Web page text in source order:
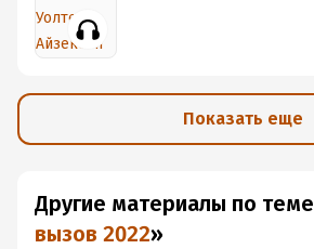
Показать еще
Другие материалы по теме
вызов 2022»